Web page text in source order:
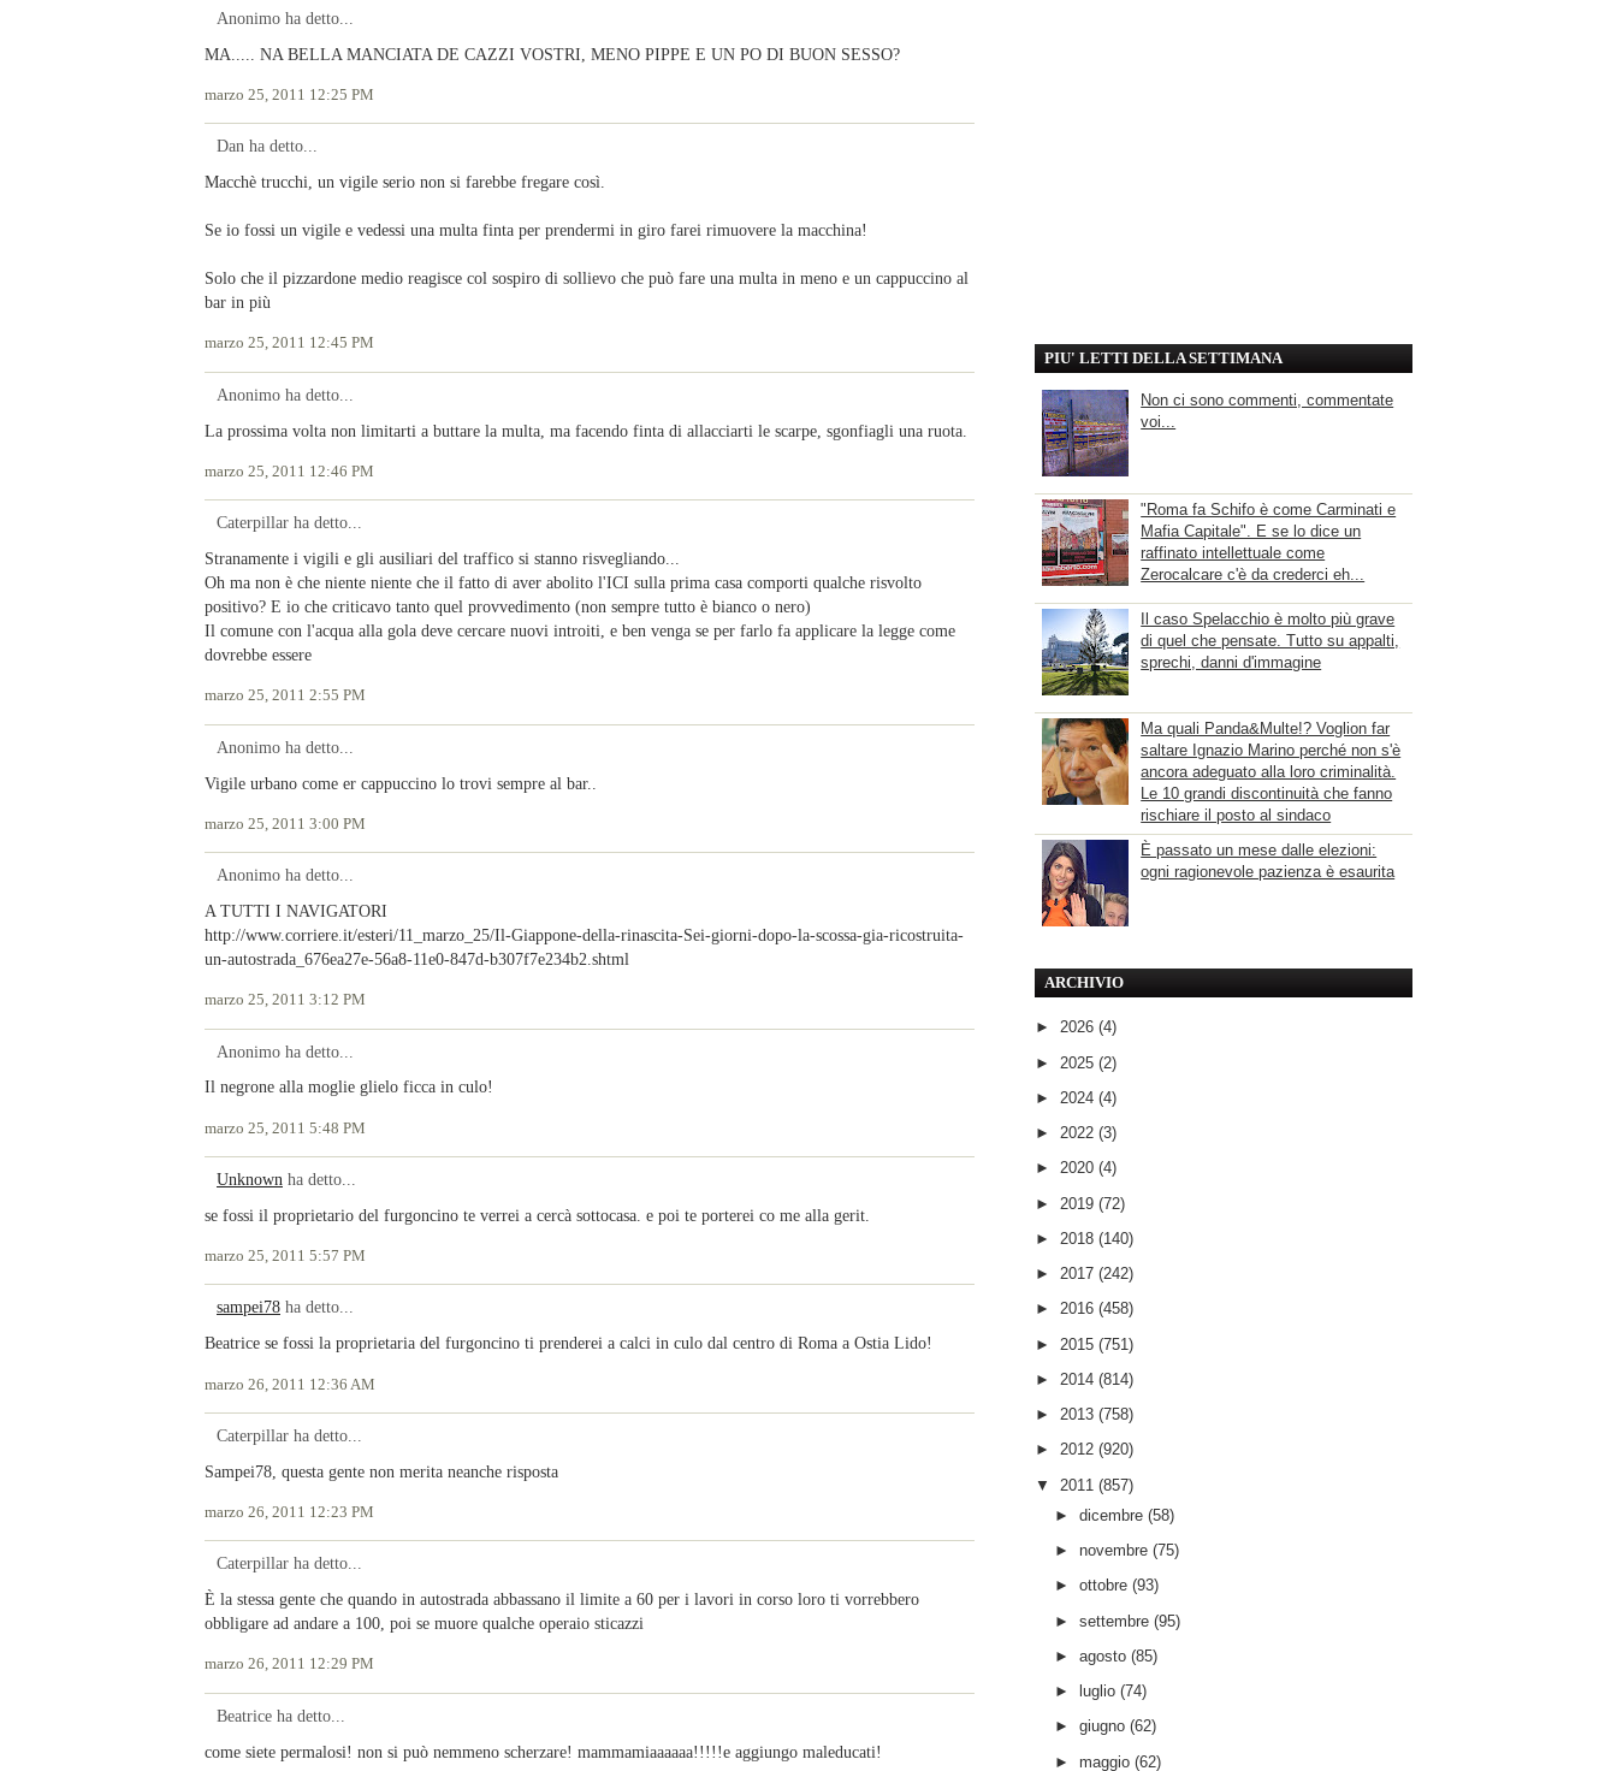
Anonimo ha detto...
MA..... NA BELLA MANCIATA DE CAZZI VOSTRI, MENO PIPPE E UN PO DI BUON SESSO?
marzo 25, 2011 12:25 PM
Dan ha detto...
Macchè trucchi, un vigile serio non si farebbe fregare così.
Se io fossi un vigile e vedessi una multa finta per prendermi in giro farei rimuovere la macchina!
Solo che il pizzardone medio reagisce col sospiro di sollievo che può fare una multa in meno e un cappuccino al
bar in più
marzo 25, 2011 12:45 PM
Anonimo ha detto...
La prossima volta non limitarti a buttare la multa, ma facendo finta di allacciarti le scarpe, sgonfiagli una ruota.
marzo 25, 2011 12:46 PM
Caterpillar ha detto...
Stranamente i vigili e gli ausiliari del traffico si stanno risvegliando...
Oh ma non è che niente niente che il fatto di aver abolito l'ICI sulla prima casa comporti qualche risvolto
positivo? E io che criticavo tanto quel provvedimento (non sempre tutto è bianco o nero)
Il comune con l'acqua alla gola deve cercare nuovi introiti, e ben venga se per farlo fa applicare la legge come
dovrebbe essere
marzo 25, 2011 2:55 PM
Anonimo ha detto...
Vigile urbano come er cappuccino lo trovi sempre al bar..
marzo 25, 2011 3:00 PM
Anonimo ha detto...
A TUTTI I NAVIGATORI
http://www.corriere.it/esteri/11_marzo_25/Il-Giappone-della-rinascita-Sei-giorni-dopo-la-scossa-gia-ricostruita-
un-autostrada_676ea27e-56a8-11e0-847d-b307f7e234b2.shtml
marzo 25, 2011 3:12 PM
Anonimo ha detto...
Il negrone alla moglie glielo ficca in culo!
marzo 25, 2011 5:48 PM
Unknown ha detto...
se fossi il proprietario del furgoncino te verrei a cercà sottocasa. e poi te porterei co me alla gerit.
marzo 25, 2011 5:57 PM
sampei78 ha detto...
Beatrice se fossi la proprietaria del furgoncino ti prenderei a calci in culo dal centro di Roma a Ostia Lido!
marzo 26, 2011 12:36 AM
Caterpillar ha detto...
Sampei78, questa gente non merita neanche risposta
marzo 26, 2011 12:23 PM
Caterpillar ha detto...
È la stessa gente che quando in autostrada abbassano il limite a 60 per i lavori in corso loro ti vorrebbero
obbligare ad andare a 100, poi se muore qualche operaio sticazzi
marzo 26, 2011 12:29 PM
Beatrice ha detto...
come siete permalosi! non si può nemmeno scherzare! mammamiaaaaaa!!!!!e aggiungo maleducati!
PIU' LETTI DELLA SETTIMANA
Non ci sono commenti, commentate
voi...
"Roma fa Schifo è come Carminati e
Mafia Capitale". E se lo dice un
raffinato intellettuale come
Zerocalcare c'è da crederci eh...
Il caso Spelacchio è molto più grave
di quel che pensate. Tutto su appalti,
sprechi, danni d'immagine
Ma quali Panda&Multe!? Voglion far
saltare Ignazio Marino perché non s'è
ancora adeguato alla loro criminalità.
Le 10 grandi discontinuità che fanno
rischiare il posto al sindaco
È passato un mese dalle elezioni:
ogni ragionevole pazienza è esaurita
ARCHIVIO
► 2026 (4)
► 2025 (2)
► 2024 (4)
► 2022 (3)
► 2020 (4)
► 2019 (72)
► 2018 (140)
► 2017 (242)
► 2016 (458)
► 2015 (751)
► 2014 (814)
► 2013 (758)
► 2012 (920)
▼ 2011 (857)
► dicembre (58)
► novembre (75)
► ottobre (93)
► settembre (95)
► agosto (85)
►
luglio (74)
► giugno (62)
► maggio (62)